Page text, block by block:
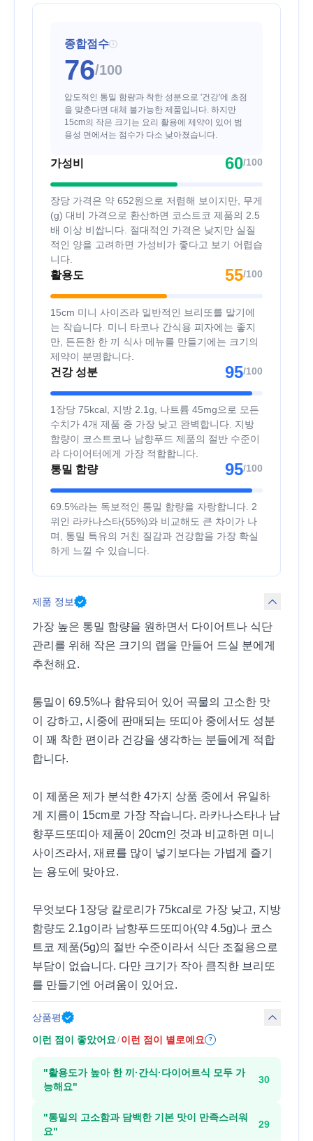
종합점수 i
76/100
압도적인 통밀 함량과 착한 성분으로 '건강'에 초점
을 맞춘다면 대체 불가능한 제품입니다. 하지만
15cm의 작은 크기는 요리 활용에 제약이 있어 범
용성 면에서는 점수가 다소 낮아졌습니다.
가성비 60/100
장당 가격은 약 652원으로 저렴해 보이지만, 무게
(g) 대비 가격으로 환산하면 코스트코 제품의 2.5
배 이상 비쌉니다. 절대적인 가격은 낮지만 실질
적인 양을 고려하면 가성비가 좋다고 보기 어렵습
니다.
활용도 55/100
15cm 미니 사이즈라 일반적인 브리또를 말기에
는 작습니다. 미니 타코나 간식용 피자에는 좋지
만, 든든한 한 끼 식사 메뉴를 만들기에는 크기의
제약이 분명합니다.
건강 성분 95/100
1장당 75kcal, 지방 2.1g, 나트륨 45mg으로 모든
수치가 4개 제품 중 가장 낮고 완벽합니다. 지방
함량이 코스트코나 남향푸드 제품의 절반 수준이
라 다이어터에게 가장 적합합니다.
통밀 함량 95/100
69.5%라는 독보적인 통밀 함량을 자랑합니다. 2
위인 라카나스타(55%)와 비교해도 큰 차이가 나
며, 통밀 특유의 거친 질감과 건강함을 가장 확실
하게 느낄 수 있습니다.
제품 정보
가장 높은 통밀 함량을 원하면서 다이어트나 식단
관리를 위해 작은 크기의 랩을 만들어 드실 분에게
추천해요.
통밀이 69.5%나 함유되어 있어 곡물의 고소한 맛
이 강하고, 시중에 판매되는 또띠아 중에서도 성분
이 꽤 착한 편이라 건강을 생각하는 분들에게 적합
합니다.
이 제품은 제가 분석한 4가지 상품 중에서 유일하
게 지름이 15cm로 가장 작습니다. 라카나스타나 남
향푸드또띠아 제품이 20cm인 것과 비교하면 미니
사이즈라서, 재료를 많이 넣기보다는 가볍게 즐기
는 용도에 맞아요.
무엇보다 1장당 칼로리가 75kcal로 가장 낮고, 지방
함량도 2.1g이라 남향푸드또띠아(약 4.5g)나 코스
트코 제품(5g)의 절반 수준이라서 식단 조절용으로
부담이 없습니다. 다만 크기가 작아 큼직한 브리또
를 만들기엔 어려움이 있어요.
상품평
이런 점이 좋았어요/ 이런 점이 별로예요 ?
"활용도가 높아 한 끼·간식·다이어트식 모두 가
능해요"
30
"통밀의 고소함과 담백한 기본 맛이 만족스러워
요"
29